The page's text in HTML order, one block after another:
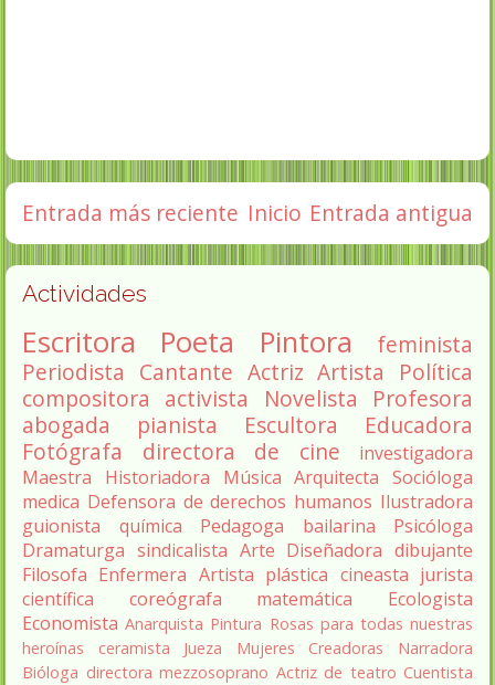
Entrada más reciente Entrada antigua
Inicio
Actividades
Escritora Poeta Pintora
feminista
Periodista Cantante Actriz Artista
Política
compositora activista Novelista
Profesora
abogada
pianista Escultora
Educadora
Fotógrafa
directora de cine
investigadora
Maestra
Historiadora Música Arquitecta Socióloga
medica Defensora de derechos humanos Ilustradora
guionista
química Pedagoga bailarina
Psicóloga
Dramaturga sindicalista Arte Diseñadora dibujante
Filosofa Enfermera Artista plástica cineasta jurista
científica
coreógrafa matemática
Ecologista
Economista Anarquista Pintura Rosas para todas nuestras
heroínas
ceramista Jueza Mujeres Creadoras
Narradora
Bióloga directora mezzosoprano Actriz de teatro Cuentista